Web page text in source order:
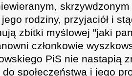
rodziny, przyjaciół i
zbitki myślowej "jaki
członkowie
PiS nie nastapią
społeczeństwa i jego